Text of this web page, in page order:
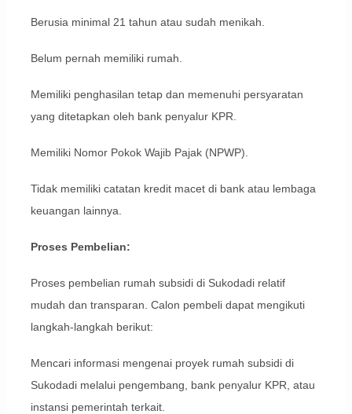
Berusia minimal 21 tahun atau sudah menikah.
Belum pernah memiliki rumah.
Memiliki penghasilan tetap dan memenuhi persyaratan
yang ditetapkan oleh bank penyalur KPR.
Memiliki Nomor Pokok Wajib Pajak (NPWP).
Tidak memiliki catatan kredit macet di bank atau lembaga
keuangan lainnya.
Proses Pembelian:
Proses pembelian rumah subsidi di Sukodadi relatif
mudah dan transparan. Calon pembeli dapat mengikuti
langkah-langkah berikut:
Mencari informasi mengenai proyek rumah subsidi di
Sukodadi melalui pengembang, bank penyalur KPR, atau
instansi pemerintah terkait.